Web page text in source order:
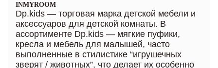
INMYROOM
Dp.kids — торговая марка детской мебели и
аксессуаров для детской комнаты. В
ассортименте Dp.kids — мягкие пуфики,
кресла и мебель для малышей, часто
выполненные в стилистике “игрушечных
зверят / животных”, что делает их особенно